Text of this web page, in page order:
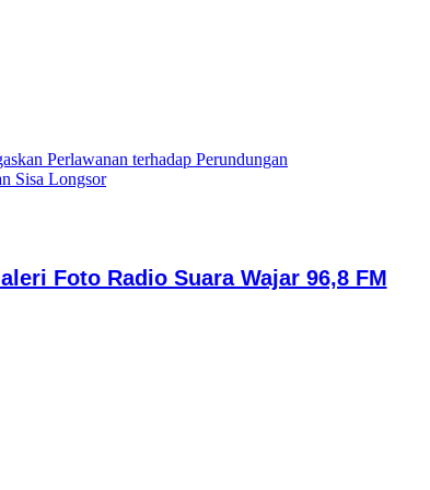
Perlawanan terhadap Perundungan
Sisa Longsor
Foto Radio Suara Wajar 96,8 FM